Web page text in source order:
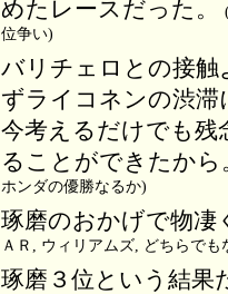
めたレースだった。
位争い)
バリチェロとの接触
ずライコネンの渋
今考えるだけでも残
ることができたか
ホンダの優勝なるか)
琢磨のおかげで物
ＡＲ, ウィリアムズ, どちらで
琢磨３位という結果